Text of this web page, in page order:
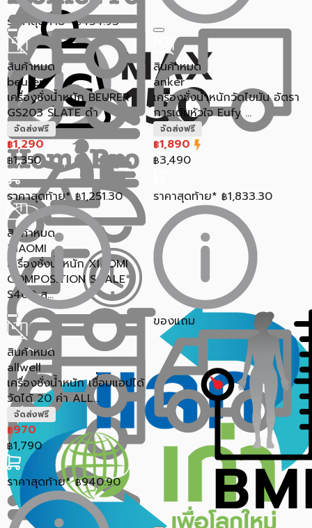
ราคาสุดท้าย* ฿454.93
สินค้าหมด
XIAOMI
เครื่องชั่งน้ำหนัก XIAOMI
COMPOSITION SCALE
S400 ส...
สินค้าหมด
beurer
เครื่องชั่งน้ำหนัก BEURER
GS203 SLATE ดำ
จัดส่งฟรี
฿1,290
฿1,350
ราคาสุดท้าย* ฿1,251.30
สินค้าหมด
anker
เครื่องชั่งน้ำหนักวัดไขมัน อัตรา
การเต้นหัวใจ Eufy ...
จัดส่งฟรี
฿1,890
฿3,490
ราคาสุดท้าย* ฿1,833.30
ของแถม
สินค้าหมด
allwell
เครื่องชั่งน้ำหนัก เชื่่อมแอปได้
วัดได้ 20 ค่า ALL...
จัดส่งฟรี
฿970
฿1,790
ราคาสุดท้าย* ฿940.90